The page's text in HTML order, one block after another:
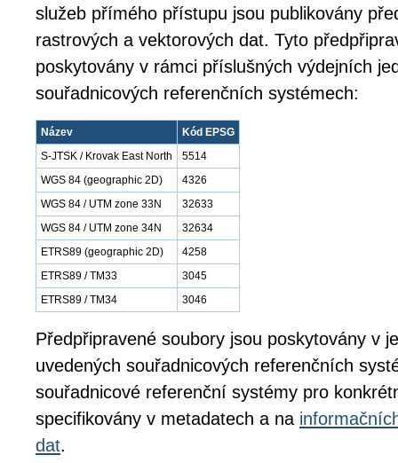
služeb přímého přístupu jsou publikovány
rastrových a vektorových dat. Tyto
poskytovány v rámci příslušných výdejních
souřadnicových referenčních systémech:
Název
Kód EPSG
S-JTSK / Krovak East North
5514
WGS 84 (geographic 2D)
4326
WGS 84 / UTM zone 33N
32633
WGS 84 / UTM zone 34N
32634
ETRS89 (geographic 2D)
4258
ETRS89 / TM33
3045
ETRS89 / TM34
3046
Předpřipravené soubory jsou poskytovány v
uvedených souřadnicových referenčních
souřadnicové referenční systémy pro
specifikovány v metadatech a na
dat.